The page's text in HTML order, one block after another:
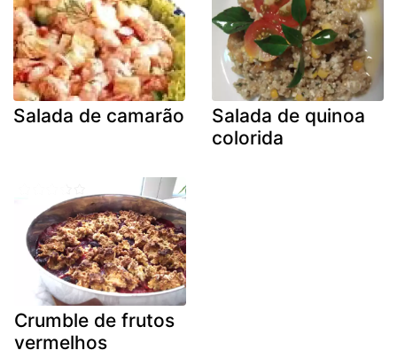
Salada de camarão
Salada de quinoa
colorida
Crumble de frutos
vermelhos